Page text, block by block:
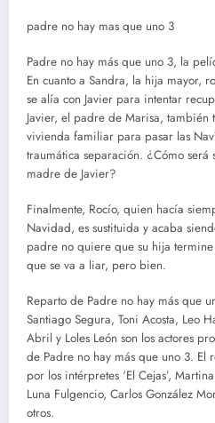
padre no hay mas que uno 3
Padre no hay más que uno 3, la
En cuanto a Sandra, la hija mayor,
se alía con Javier para intentar
Javier, el padre de Marisa, también
vivienda familiar para pasar las
traumática separación. ¿Cómo
madre de Javier?
Finalmente, Rocío, quien hacía
Navidad, es sustituida y acaba
padre no quiere que su hija
que se va a liar, pero bien.
Reparto de Padre no hay más que
Santiago Segura, Toni Acosta, Leo
Abril y Loles León son los actores
de Padre no hay más que uno 3. El
por los intérpretes ‘El Cejas’,
Luna Fulgencio, Carlos González
otros.